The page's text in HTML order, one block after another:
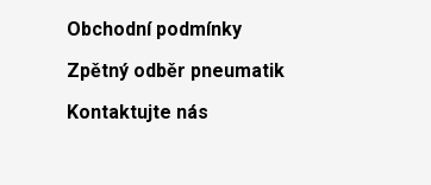
Obchodní podmínky
Zpětný odběr pneumatik
Kontaktujte nás